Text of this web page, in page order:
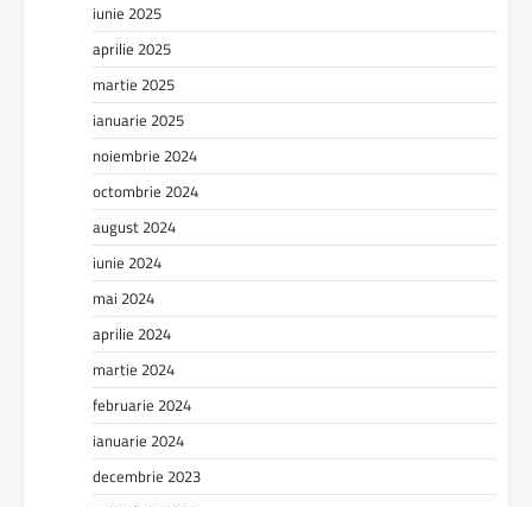
iunie 2025
aprilie 2025
martie 2025
ianuarie 2025
noiembrie 2024
octombrie 2024
august 2024
iunie 2024
mai 2024
aprilie 2024
martie 2024
februarie 2024
ianuarie 2024
decembrie 2023